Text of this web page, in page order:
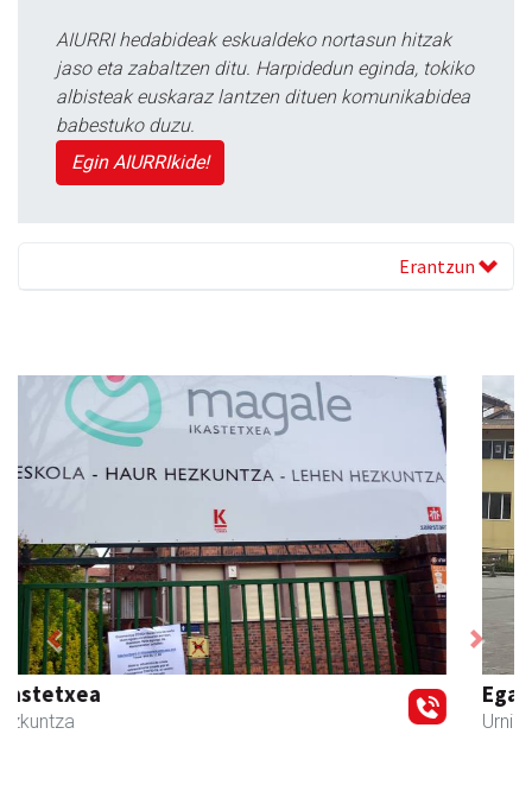
AIURRI hedabideak eskualdeko nortasun hitzak
jaso eta zabaltzen ditu. Harpidedun eginda, tokiko
albisteak euskaraz lantzen dituen komunikabidea
babestuko duzu.
Egin AIURRIkide!
Erantzun
Egape Ikastola
Urnieta
Previous Next